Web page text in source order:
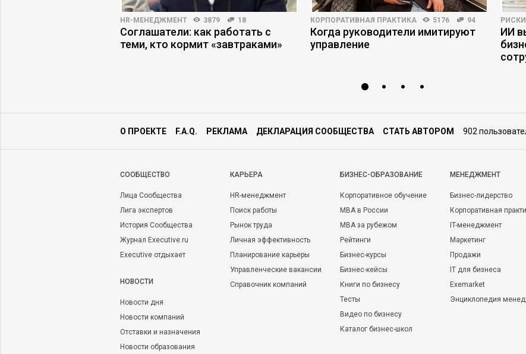
HR-МЕНЕДЖМЕНТ 3879 18
Соглашатели: как работать с
теми, кто кормит «завтраками»
КОРПОРАТИВНАЯ ПРАКТИКА 5176 94
Когда руководители имитируют
управление
ИИ
О ПРОЕКТЕ F.A.Q. РЕКЛАМА ДЕКЛАРАЦИЯ СООБЩЕСТВА СТАТЬ АВТОРОМ 902
CООБЩЕСТВО
Лица Сообщества
Лига экспертов
История Сообщества
Журнал Executive.ru
Executive отдыхает
НОВОСТИ
Новости дня
Новости компаний
Отставки и назначения
Новости образования
КАРЬЕРА
HR-менеджмент
Поиск работы
Рынок труда
Личная эффективность
Планирование карьеры
Управленческие вакансии
Справочник компаний
БИЗНЕС-ОБРАЗОВАНИЕ
Корпоративное обучение
MBA в России
MBA за рубежом
Рейтинги
Бизнес-курсы
Бизнес-кейсы
Книги по бизнесу
Тесты
Видео по бизнесу
Каталог бизнес-школ
МЕНЕДЖМЕНТ
Бизнес-лидерство
Корпоративная
IT-менеджмент
Маркетинг
Продажи
IT для бизнеса
Exemarket
Энциклопедия